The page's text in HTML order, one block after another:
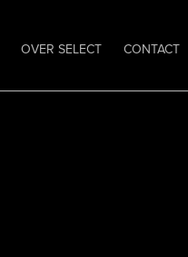
OVER SELECT CONTACT